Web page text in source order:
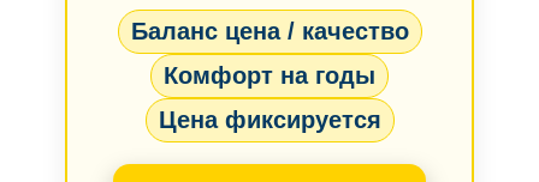
Баланс цена / качество
Комфорт на годы
Цена фиксируется